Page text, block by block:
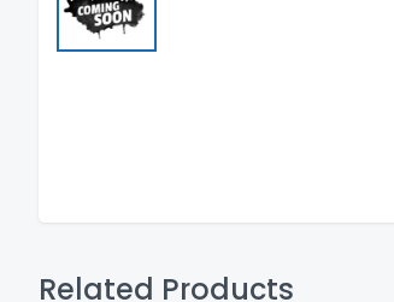
Related Products